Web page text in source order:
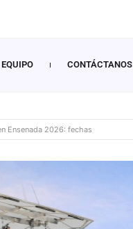
EQUIPO CONTÁCTANOS
Ensenada 2026: fechas